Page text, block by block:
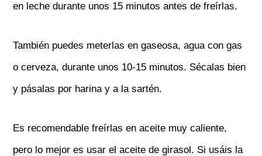
en leche durante unos 15 minutos antes de freírlas.
También puedes meterlas en gaseosa, agua con gas
o cerveza, durante unos 10-15 minutos. Sécalas bien
y pásalas por harina y a la sartén.
Es recomendable freírlas en aceite muy caliente,
pero lo mejor es usar el aceite de girasol. Si usáis la